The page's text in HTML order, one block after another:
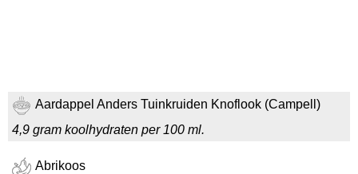
Aardappel Anders Tuinkruiden Knoflook (Campell)
4,9 gram koolhydraten per 100 ml.
Abrikoos